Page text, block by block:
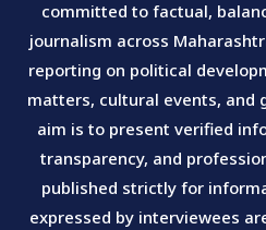
committed to factual,
journalism across
reporting on political
matters, cultural events, and
aim is to present verified
transparency, and
published strictly for
expressed by interviewees